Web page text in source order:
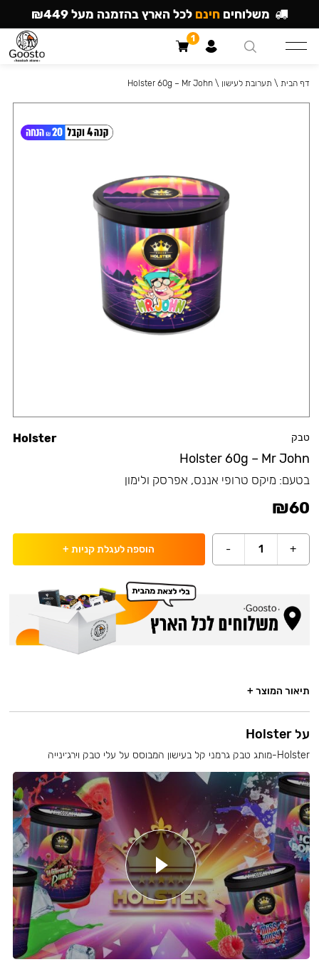
טבק
Holster 60g – Mr John
Holster
בטעם: מיקס טרופי אננס, אפרסק ולימון
₪60
+
1
- הוספה לעגלת קניות +
דף הבית \ תערובת לעישון \
Holster 60g – Mr John
תיאור המוצר +
על Holster
Holster-מותג טבק גרמני קל בעישון המבוסס על עלי טבק וירג׳ינייה
משלוחים חינם לכל הארץ בהזמנה מעל ₪449
1